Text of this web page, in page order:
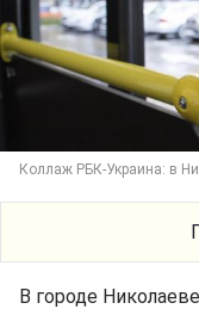
Коллаж РБК-Украина: в
В городе